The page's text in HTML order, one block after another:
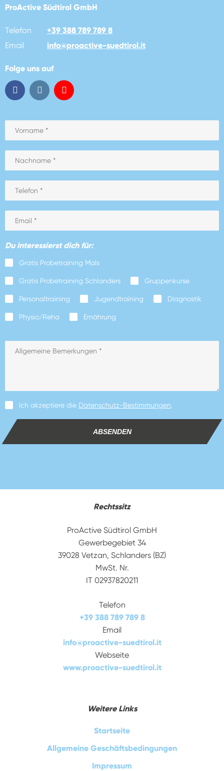
ProActive Südtirol GmbH
Telefon
+39 388 789 789 8
Email
info@proactive-suedtirol.it
Folge uns auf
Du interessierst dich für:
Gratis Probetraining Mals
Gratis Probetraining Schlanders Gruppenkurse
Personaltraining Jugendtraining Diagnostik
Physio/Reha Ernährung
Ich akzeptiere die Datenschutz-Bestimmungen.
ABSENDEN
Rechtssitz
ProActive Südtirol GmbH
Gewerbegebiet 34
39028 Vetzan, Schlanders (BZ)
MwSt. Nr.
IT 02937820211
Telefon
+39 388 789 789 8
Email
info@proactive-suedtirol.it
Webseite
www.proactive-suedtirol.it
Weitere Links
Startseite
Allgemeine Geschäftsbedingungen
Impressum